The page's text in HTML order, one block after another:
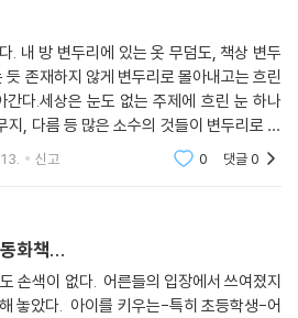
듯 “작가 유은실의 근원이자 또 하나의 출
의 글쓰기´를 하는 작가 중 하나이다. 그
유은실의 본격적인 귀향을 보여 주는 작품
과의 근원적 불화 관계 경험 때문에 글을
으로부터 쫓겨날 듯 말 듯 한 경계, 즉 변
세계로의 출발점이 되리라 믿고 기대한다. _
서 삶의 비의를 목도하다
. 내 방 변두리에 있는 옷 무덤도, 책상 변두
존재하지 않게 변두리로 몰아내고는 흐린
다.세상은 눈도 없는 주제에 흐린 눈 하나
지, 다름 등 많은 소수의 것들이 변두리로 밀
들로 담벼락을 쌓아 덮어두고 흐린 눈으로
신고 0 댓글0
화책...
손색이 없다. 어른들의 입장에서 쓰여졌지
놓았다. 아이를 키우는-특히 초등학생-어